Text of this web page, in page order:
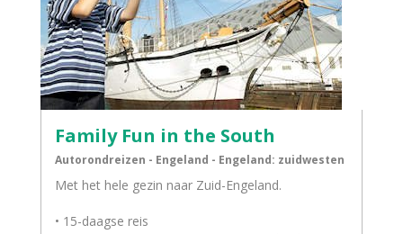
Family Fun in the South
Autorondreizen - Engeland - Engeland: zuidwesten
Met het hele gezin naar Zuid-Engeland.
• 15-daagse reis